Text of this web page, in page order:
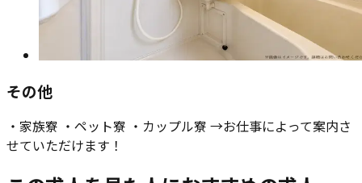
その他
・家族寮 ・ペット寮 ・カップル寮 →お仕事によって案内さ
せていただけます！